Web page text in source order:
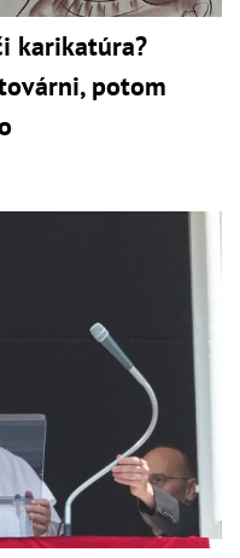
karikatúra?
potom